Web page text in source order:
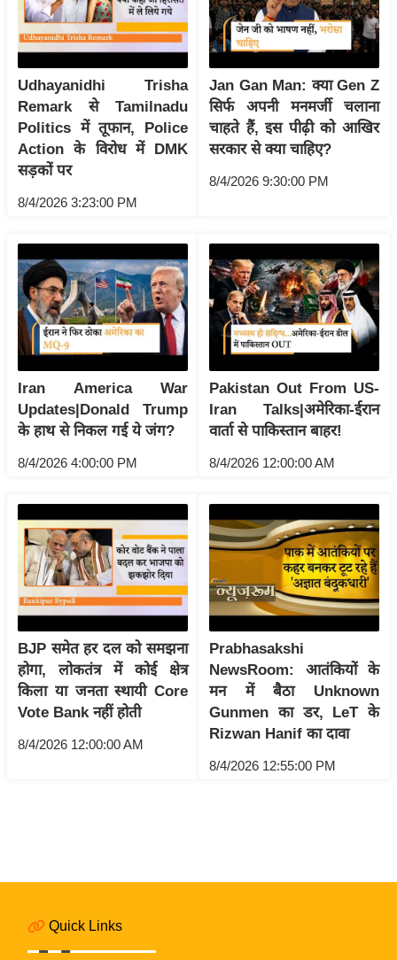
स्थ
ल
त
त्यो
हा
र
रा
शि
ल
वि
शे
ष
वि
श्ले
ष
ण
डिं
c
k
L
n
k
चु
व
फो
Udhayanidhi Trisha
Remark से Tamilnadu
Politics में तूफान, Police
Action के विरोध में DMK
सड़कों पर
8/4/2026 3:23:00 PM
Jan Gan Man: क्या Gen Z
सिर्फ अपनी मनमर्जी चलाना
चाहते हैं, इस पीढ़ी को आखिर
सरकार से क्या चाहिए?
8/4/2026 9:30:00 PM
Iran America War
Updates|Donald Trump
के हाथ से निकल गई ये जंग?
8/4/2026 4:00:00 PM
Pakistan Out From US-
Iran Talks|अमेरिका-ईरान
वार्ता से पाकिस्तान बाहर!
8/4/2026 12:00:00 AM
BJP समेत हर दल को समझना
होगा, लोकतंत्र में कोई क्षेत्र
किला या जनता स्थायी Core
Vote Bank नहीं होती
8/4/2026 12:00:00 AM
Prabhasakshi
NewsRoom: आतंकियों के
मन में बैठा Unknown
Gunmen का डर, LeT के
Rizwan Hanif का दावा
8/4/2026 12:55:00 PM
Quick Links